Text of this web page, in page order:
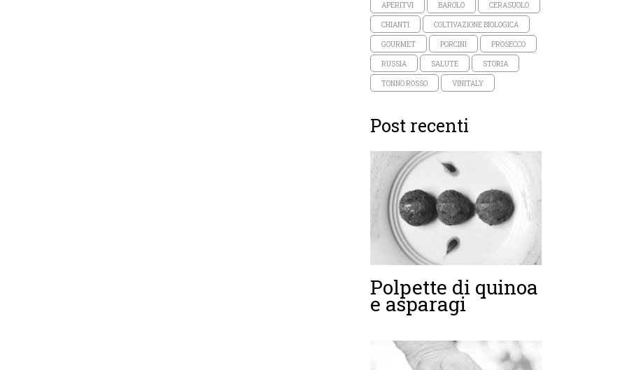
APERITVI BAROLO CERASUOLO
CHIANTI COLTIVAZIONE BIOLOGICA
GOURMET PORCINI PROSECCO
RUSSIA SALUTE STORIA
TONNO ROSSO VINITALY
Post recenti
Polpette di quinoa
e asparagi